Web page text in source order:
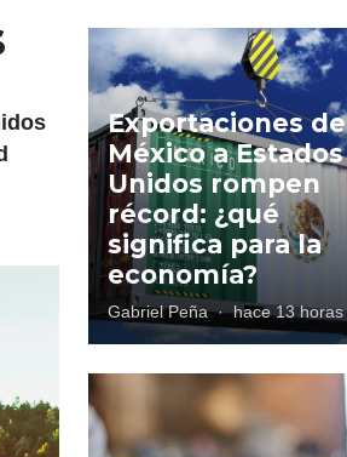
Exportaciones de
México a Estados
Unidos rompen
récord: ¿qué
significa para la
economía?
Gabriel Peña · hace 13 horas